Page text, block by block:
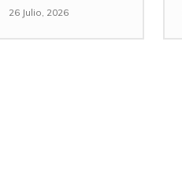
26 Julio, 2026